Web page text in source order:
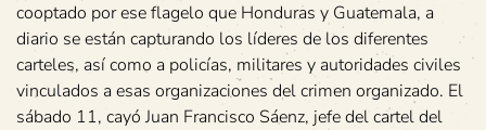
cooptado por ese flagelo que Honduras y Guatemala, a
diario se están capturando los líderes de los diferentes
carteles, así como a policías, militares y autoridades civiles
vinculados a esas organizaciones del crimen organizado. El
sábado 11, cayó Juan Francisco Sáenz, jefe del cartel del